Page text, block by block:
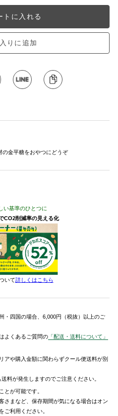
トに入れる
りに追加
の金平糖をおやつにどうぞ
い基準のひとつに
CO2削減率の見える化
いて詳しくはこちら
・四国の場合、6,000円（税抜）以上のご
よくあるご質問の 「配送・送料について」
アや購入金額に関わらずクール便送料が別
料が発生しますのでご注意ください。
とが可能です。
さまなど、保存期間が気になる場合はオン
ご利用ください。